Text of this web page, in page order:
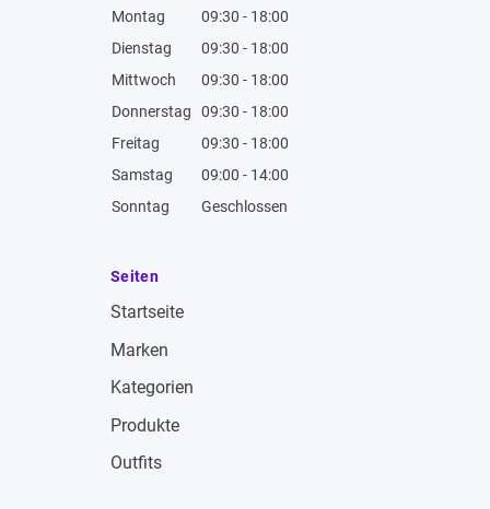
Montag
09:30 - 18:00
Dienstag
09:30 - 18:00
Mittwoch
09:30 - 18:00
Donnerstag
09:30 - 18:00
Freitag
09:30 - 18:00
Samstag
09:00 - 14:00
Sonntag
Geschlossen
Seiten
Startseite
Marken
Kategorien
Produkte
Outfits